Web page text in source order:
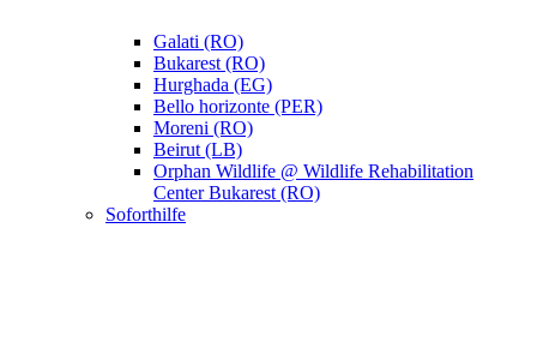
Galati (RO)
Bukarest (RO)
Hurghada (EG)
Bello horizonte (PER)
Moreni (RO)
Beirut (LB)
Orphan Wildlife @ Wildlife Rehabilitation
Center Bukarest (RO)
Soforthilfe